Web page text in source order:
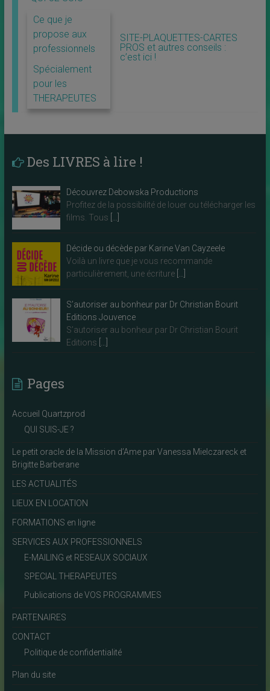
Ce que je
propose aux
professionnels
Spécialement
pour les
THERAPEUTES
SITE-PLAQUETTES-CARTES
PROS et autres conseils :
c’est ici !
Des LIVRES à lire !
Découvrez Debowska Productions
Profitez de la possibilité de louer ou télécharger les
films. Tous
Décide ou décède par Karine Van Cayzeele
Voilà un livre que je vous recommande
particulièrement, une écriture
S’autoriser au bonheur par Dr Christian Bourit
Editions Jouvence
S’autoriser au bonheur par Dr Christian Bourit
Editions
Pages
Accueil Quartzprod
QUI SUIS-JE ?
Le petit oracle de la Mission d’Ame par Vanessa Mielczareck et
Brigitte Barberane
LES ACTUALITÉS
LIEUX EN LOCATION
FORMATIONS en ligne
SERVICES AUX PROFESSIONNELS
E-MAILING et RESEAUX SOCIAUX
SPECIAL THERAPEUTES
Publications de VOS PROGRAMMES
PARTENAIRES
CONTACT
Politique de confidentialité
Plan du site